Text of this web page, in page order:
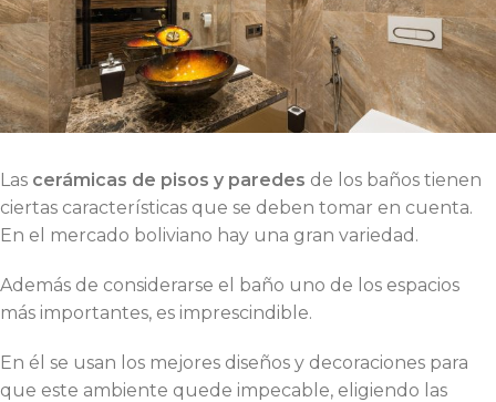
Las cerámicas de pisos y paredes de los baños tienen
ciertas características que se deben tomar en cuenta.
En el mercado boliviano hay una gran variedad.
Además de considerarse el baño uno de los espacios
más importantes, es imprescindible.
En él se usan los mejores diseños y decoraciones para
que este ambiente quede impecable, eligiendo las